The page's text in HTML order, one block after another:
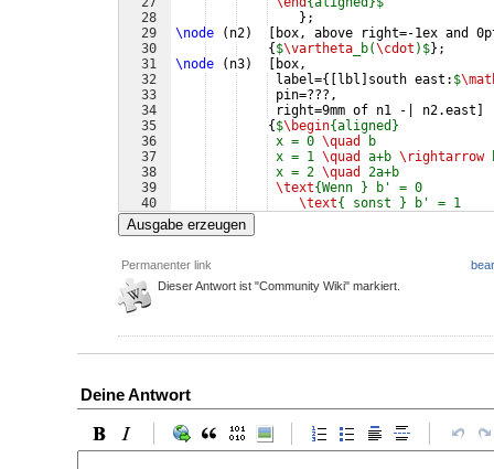
28
29
30
31
32
33
34
35
36
37
38
39
40
41
} ;
\node
( n2)
box, above right=-1ex and
{ $\vartheta _b(\cdot )$} ;
\node
( n3)
box,
label={[ lbl south east: $
pin=???,
right=9mm of n1 -| n2.east
{ $\begin{aligned}
x = 0 \quad
x = 1 \quad a+b \rightarrow
x = 2 \quad
\text{Wenn } b' =
\text{ sonst } b'
Ausgabe erzeugen
Permanenter link
Dieser Antwort ist "Community Wiki" markiert.
Deine Antwort